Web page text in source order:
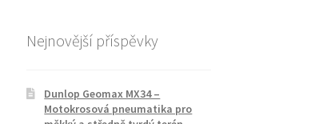
Nejnovější příspěvky
Dunlop Geomax MX34 –
Motokrosová pneumatika pro